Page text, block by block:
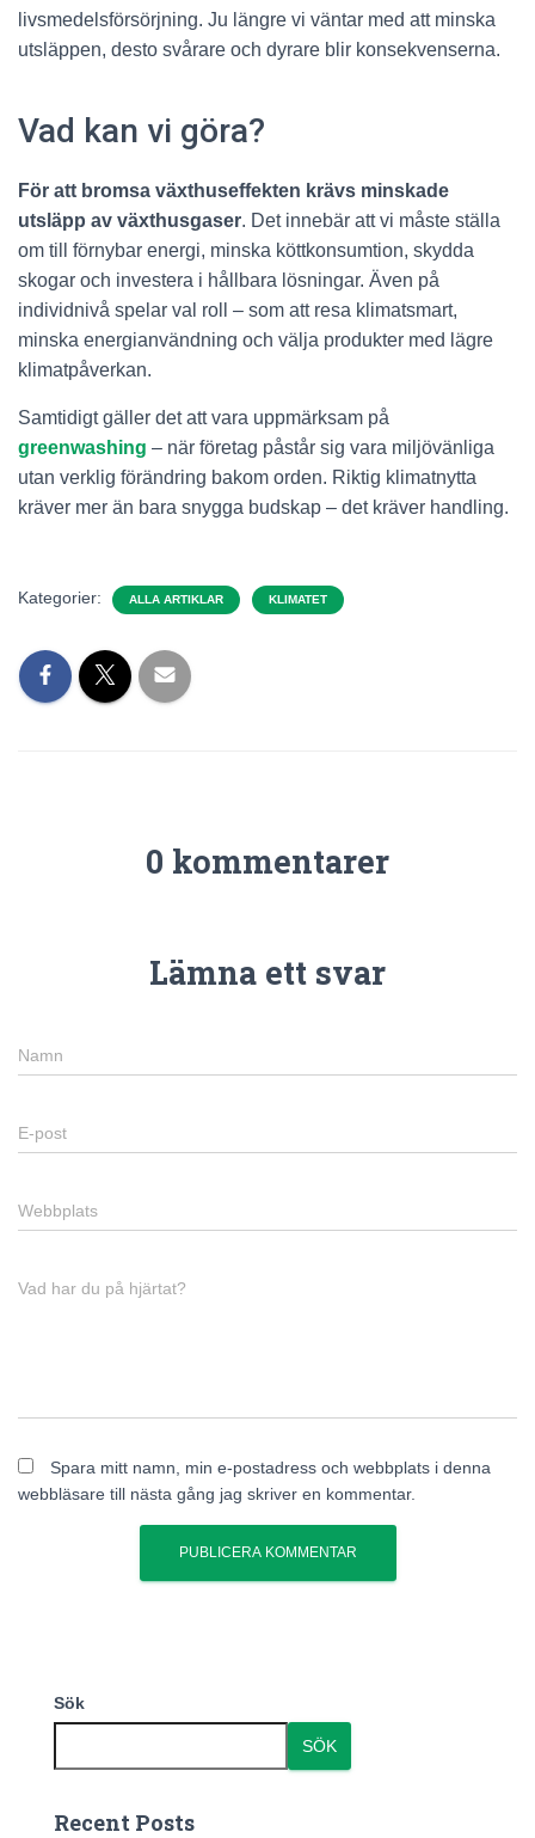
livsmedelsförsörjning. Ju längre vi väntar med att minska
utsläppen, desto svårare och dyrare blir konsekvenserna.
Vad kan vi göra?
För att bromsa växthuseffekten krävs minskade
utsläpp av växthusgaser. Det innebär att vi måste ställa
om till förnybar energi, minska köttkonsumtion, skydda
skogar och investera i hållbara lösningar. Även på
individnivå spelar val roll – som att resa klimatsmart,
minska energianvändning och välja produkter med lägre
klimatpåverkan.
Samtidigt gäller det att vara uppmärksam på
greenwashing – när företag påstår sig vara miljövänliga
utan verklig förändring bakom orden. Riktig klimatnytta
kräver mer än bara snygga budskap – det kräver handling.
Kategorier: ALLA ARTIKLAR KLIMATET
0 kommentarer
Lämna ett svar
Namn
E-post
Webbplats
Vad har du på hjärtat?
Spara mitt namn, min e-postadress och webbplats i denna
webbläsare till nästa gång jag skriver en kommentar.
Sök
SÖK
Recent Posts